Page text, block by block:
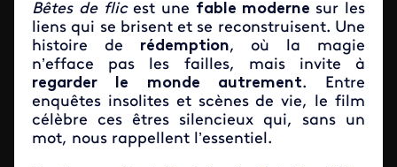
Bêtes de flicest une fable moderne sur les
liens qui se brisent et se reconstruisent. Une
histoire de rédemption, où la magie
n’efface pas les failles, mais invite à
regarder le monde autrement. Entre
enquêtes insolites et scènes de vie, le film
célèbre ces êtres silencieux qui, sans un
mot, nous rappellent l’essentiel.